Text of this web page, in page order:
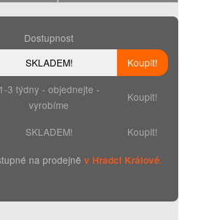
Dostupnost
SKLADEM! Koupit!
1-3 týdny - objednejte -
vyrobíme
Koupit!
SKLADEM! Koupit!
na prodejně v Hradci Králové